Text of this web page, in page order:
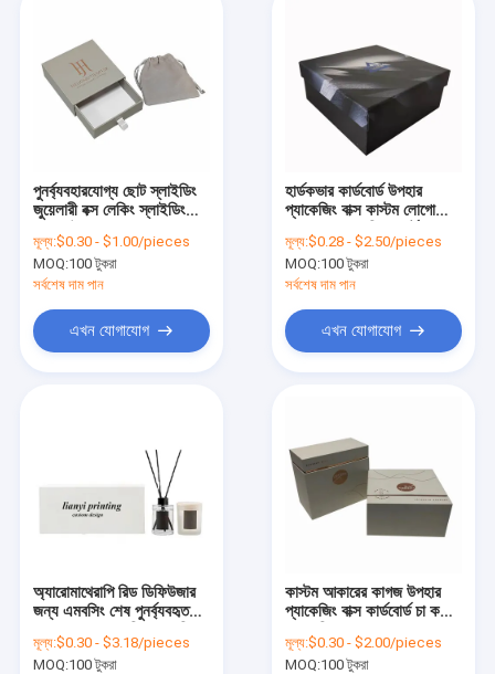
কারখানা পরিদর্শন
আমাদের সাথে যোগাযোগ
পুনর্ব্যবহারযোগ্য ছোট স্লাইডিং
জুয়েলারী বক্স লেকিং স্লাইডিং
মূল্য:$0.30 - $1.00/pieces
MOQ:100 টুকরা
সর্বশেষ দাম পান
এখন যোগাযোগ
হার্ডকভার কার্ডবোর্ড উপহার
প্যাকেজিং বাক্স কাস্টম লোগো
মূল্য:$0.28 - $2.50/pieces
MOQ:100 টুকরা
সর্বশেষ দাম পান
এখন যোগাযোগ
অ্যারোমাথেরাপি রিড ডিফিউজার
জন্য এমবসিং শেষ পুনর্ব্যবহৃত
বক্স
মূল্য:$0.30 - $3.18/pieces
MOQ:100 টুকরা
কাস্টম আকারের কাগজ উপহার
প্যাকেজিং বাক্স কার্ডবোর্ড চা কফি
মূল্য:$0.30 - $2.00/pieces
MOQ:100 টুকরা